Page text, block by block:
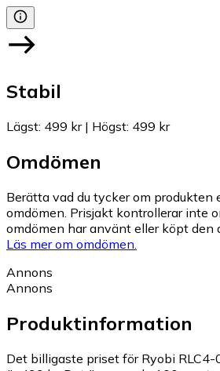
Stabil
Lägst: 499 kr| Högst: 499 kr
Omdömen
Berätta vad du tycker om produkten
omdömen. Prisjakt kontrollerar inte
omdömen har använt eller köpt den
Läs mer om omdömen.
Annons
Annons
Produktinformation
Det billigaste priset för Ryobi RLC4-